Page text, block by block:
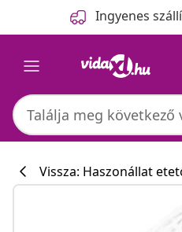
Ingyenes
Vissza: Haszonállat